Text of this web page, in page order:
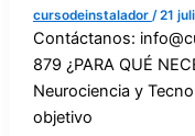
cursodeinstalador /21
Contáctanos:
879 ¿PARA QUÉ
Neurociencia y
objetivo